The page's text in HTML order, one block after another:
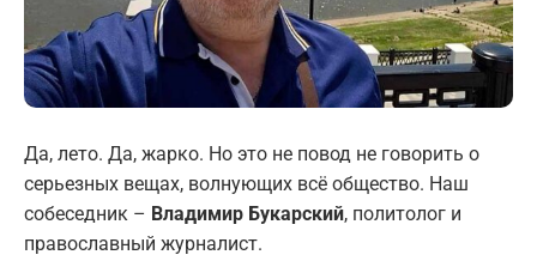
Да, лето. Да, жарко. Но это не повод не говорить о
серьезных вещах, волнующих всё общество. Наш
собеседник – Владимир Букарский, политолог и
православный журналист.